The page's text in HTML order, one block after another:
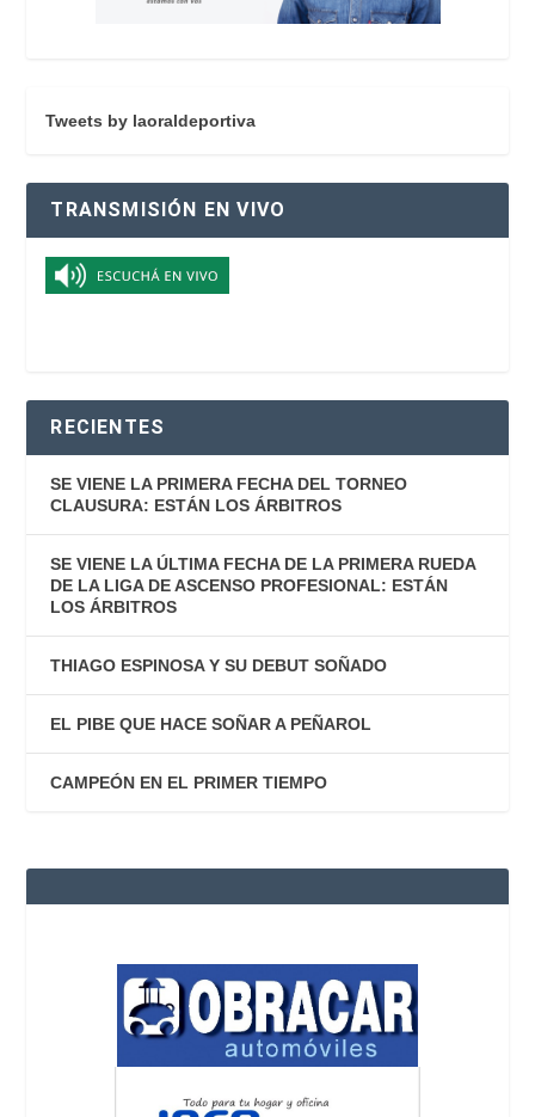
Tweets by laoraldeportiva
TRANSMISIÓN EN VIVO
RECIENTES
SE VIENE LA PRIMERA FECHA DEL TORNEO
CLAUSURA: ESTÁN LOS ÁRBITROS
SE VIENE LA ÚLTIMA FECHA DE LA PRIMERA RUEDA
DE LA LIGA DE ASCENSO PROFESIONAL: ESTÁN
LOS ÁRBITROS
THIAGO ESPINOSA Y SU DEBUT SOÑADO
EL PIBE QUE HACE SOÑAR A PEÑAROL
CAMPEÓN EN EL PRIMER TIEMPO